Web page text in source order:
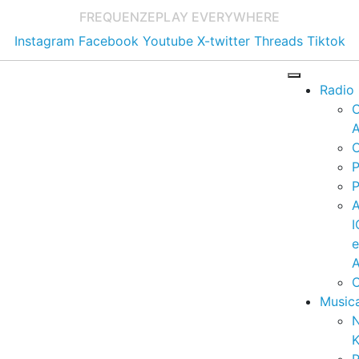
FREQUENZEPLAY EVERYWHERE
Instagram Facebook Youtube X-twitter Threads Tiktok
Radio
e